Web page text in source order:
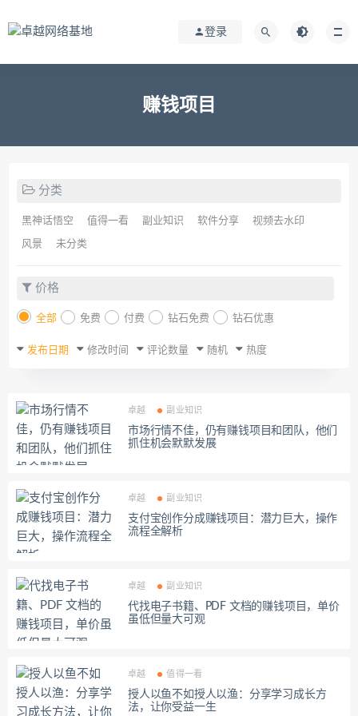
登录
赚钱项目
分类
黑神话悟空 值得一看 副业知识 软件分享 视频去水印
风景 未分类
价格
全部 免费 付费 钻石免费 钻石优惠
发布日期 修改时间 评论数量 随机 热度
卓越 副业知识
市场行情不佳，仍有赚钱项目和团队，他们
抓住机会默默发展
卓越 副业知识
支付宝创作分成赚钱项目：潜力巨大，操作
流程全解析
卓越 副业知识
代找电子书籍、PDF 文档的赚钱项目，单价
虽低但量大可观
卓越 值得一看
授人以鱼不如授人以渔：分享学习成长方
法，让你受益一生